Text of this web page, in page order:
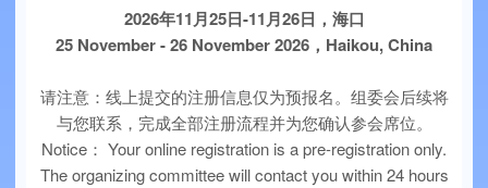
2026年11月25日-11月26日，海口
25 November - 26 November 2026， Haikou, China
请注意：线上提交的注册信息仅为预报名。组委会后续将
与您联系，完成全部注册流程并为您确认参会席位。
Notice： Your online registration is a pre-registration only.
The organizing committee will contact you within 24 hours